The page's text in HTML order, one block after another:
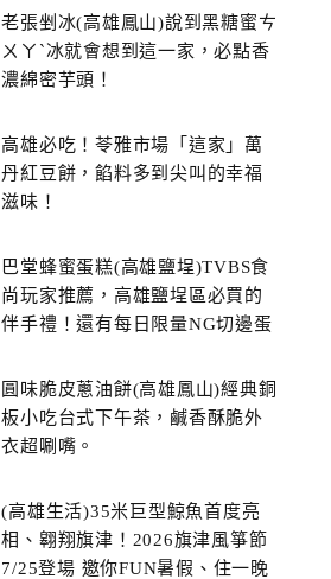
老張剉冰(高雄鳳山)說到黑糖蜜ㄘ
ㄨㄚˋ冰就會想到這一家，必點香
濃綿密芋頭！
高雄必吃！苓雅市場「這家」萬
丹紅豆餅，餡料多到尖叫的幸福
滋味！
巴堂蜂蜜蛋糕(高雄鹽埕)TVBS食
尚玩家推薦，高雄鹽埕區必買的
伴手禮！還有每日限量NG切邊蛋
圓味脆皮蔥油餅(高雄鳳山)經典銅
板小吃台式下午茶，鹹香酥脆外
衣超唰嘴。
(高雄生活)35米巨型鯨魚首度亮
相、翱翔旗津！2026旗津風箏節
7/25登場 邀你FUN暑假、住一晚